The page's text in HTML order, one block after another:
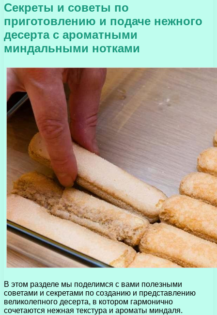
Секреты и советы по
приготовлению и подаче нежного
десерта с ароматными
миндальными нотками
В этом разделе мы поделимся с вами полезными
советами и секретами по созданию и представлению
великолепного десерта, в котором гармонично
сочетаются нежная текстура и ароматы миндаля.